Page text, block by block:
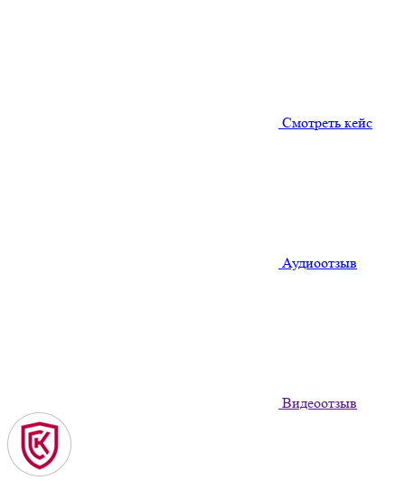
Смотреть кейс
Аудиоотзыв
Видеоотзыв